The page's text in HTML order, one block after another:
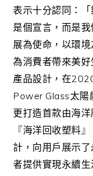
表示十分認同：
是個宣言，而是我
展為使命，以環
為消費者帶來美
產品設計，在
Power Glass太陽
更打造首款由海
『海洋回收塑料
計，向用戶展示
者提供實現永續生